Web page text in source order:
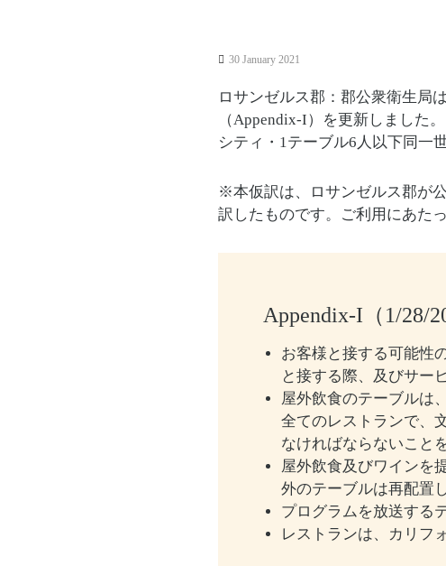
30 January 2021
ロサンゼルス郡：郡公衆衛生局
（Appendix-I）を更新しました
シティ・1テーブル6人以下同一
※本仮訳は、ロサンゼルス郡が
訳したものです。ご利用にあた
Appendix-I（1/28/
お客様と接する可能性
と接する際、及びサー
屋外飲食のテーブルは
全てのレストランで、
なければならないこと
屋外飲食及びワインを
外のテーブルは再配置
プログラムを放送する
レストランは、カリフ